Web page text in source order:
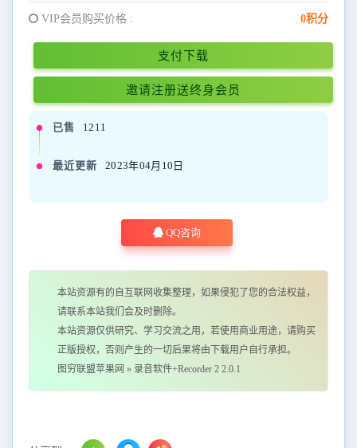
VIP会员购买价格 : 0积分
支付下载
邀请注册送终身会员
已售 1211
最近更新 2023年04月10日
QQ咨询
本站资源有的自互联网收集整理，如果侵犯了您的合法权益，
请联系本站我们会及时删除。
本站资源仅供研究、学习交流之用，若使用商业用途，请购买
正版授权，否则产生的一切后果将由下载用户自行承担。
图穷联盟苹果网 » 录音软件+Recorder 2 2.0.1